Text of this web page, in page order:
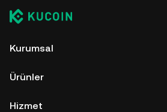
Kurumsal
Ürünler
Hizmet